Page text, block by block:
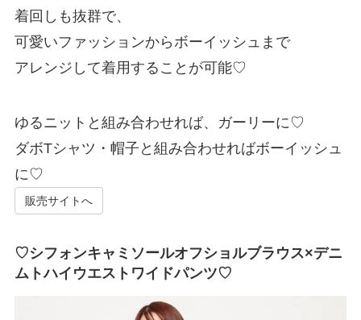
着回しも抜群で、
可愛いファッションからボーイッシュまで
アレンジして着用することが可能♡
ゆるニットと組み合わせれば、ガーリーに♡
ダボTシャツ・帽子と組み合わせればボーイッシュ
に♡
販売サイトへ
♡シフォンキャミソールオフショルブラウス×デニ
ムトハイウエストワイドパンツ♡